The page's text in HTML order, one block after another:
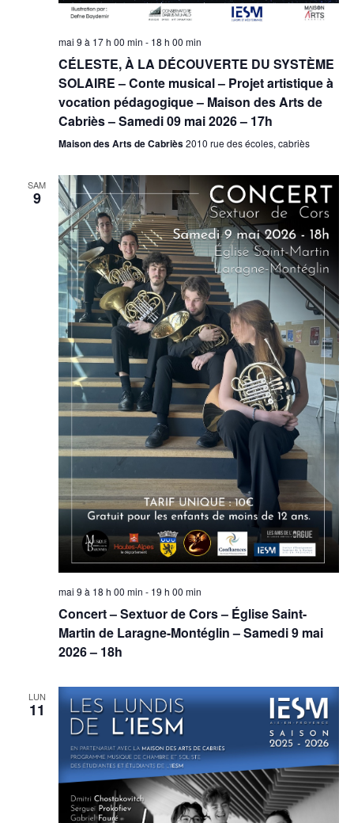
mai 9 à 17 h 00 min - 18 h 00 min
CÉLESTE, À LA DÉCOUVERTE DU SYSTÈME
SOLAIRE – Conte musical – Projet artistique à
vocation pédagogique – Maison des Arts de
Cabriès – Samedi 09 mai 2026 – 17h
Maison des Arts de Cabriès2010 rue des écoles, cabriès
SAM
9
mai 9 à 18 h 00 min - 19 h 00 min
Concert – Sextuor de Cors – Église Saint-
Martin de Laragne-Montéglin – Samedi 9 mai
2026 – 18h
LUN
11